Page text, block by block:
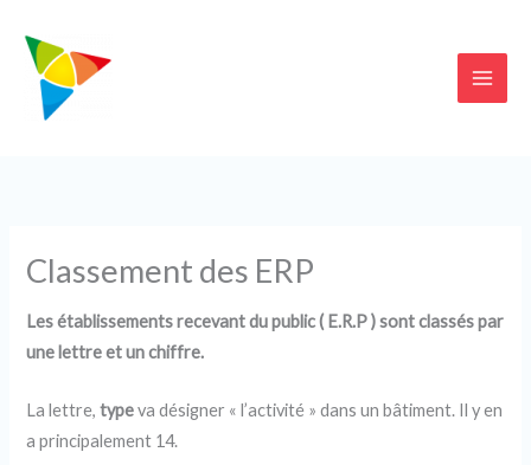
contenu
Classement des ERP
Les établissements recevant du public ( E.R.P ) sont classés par
une lettre et un chiffre.
La lettre,typeva désigner « l’activité » dans un bâtiment. Il y en
a principalement 14.